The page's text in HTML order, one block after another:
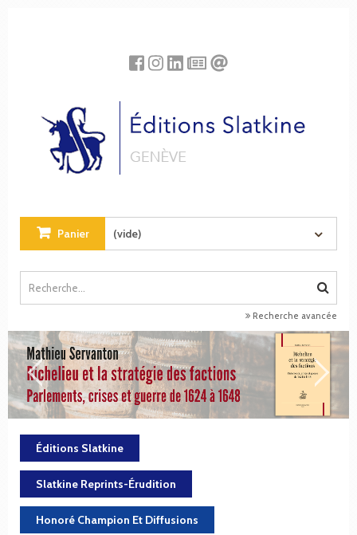
Panier (vide)
Recherche avancée
Éditions Slatkine
Slatkine Reprints-Érudition
Honoré Champion Et Diffusions